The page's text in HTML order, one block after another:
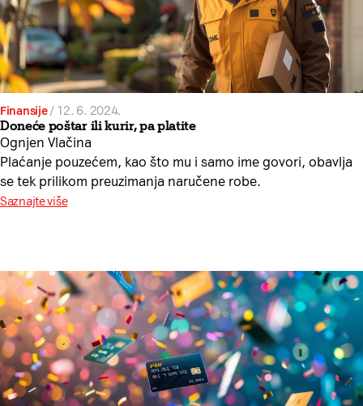
Finansije/ 12. 6. 2024.
Doneće poštar ili kurir, pa platite
Ognjen Vlačina
Plaćanje pouzećem, kao što mu i samo ime govori, obavlja
se tek prilikom preuzimanja naručene robe.
Saznajte više